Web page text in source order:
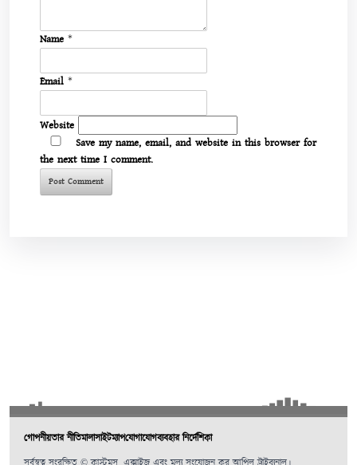
Name *
Email *
Website
Save my name, email, and website in this browser for
the next time I comment.
গোপনীয়তার নীতিমালাসাইটম্যাপযোগাযোগব্যবহার নির্দেশিকা